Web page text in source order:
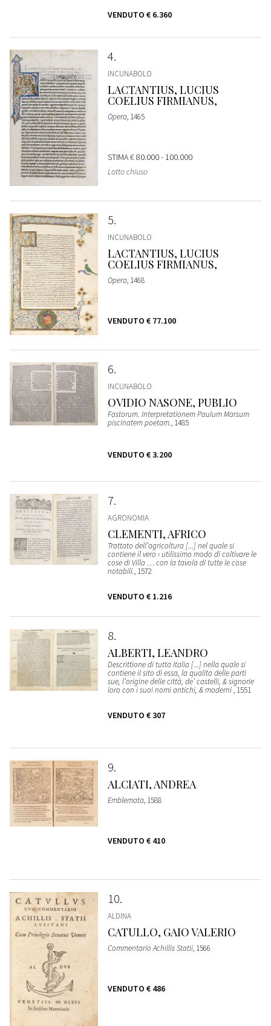
VENDUTO € 6.360
4
INCUNABOLO
LACTANTIUS, LUCIUS
COELIUS FIRMIANUS,
Opera, 1465
STIMA€ 80.000 - 100.000
Lotto chiuso
5
INCUNABOLO
LACTANTIUS, LUCIUS
COELIUS FIRMIANUS,
Opera, 1468
VENDUTO € 77.100
6
INCUNABOLO
OVIDIO NASONE, PUBLIO
Fastorum. Interpretationem Paulum Marsum
piscinatem poetam., 1485
VENDUTO € 3.200
7
AGRONOMIA
CLEMENTI, AFRICO
Trattato dell’agricoltura [...] nel quale si
contiene il vero ‹ utilissimo modo di coltivare le
cose di Villa … con la tavola di tutte le cose
notabili., 1572
VENDUTO € 1.216
8
ALBERTI, LEANDRO
Descrittione di tutta Italia [...] nella quale si
contiene il sito di essa, la qualita delle parti
sue, l’origine delle città, de’ castelli, & signorie
loro con i suoi nomi antichi, & moderni, 1551
VENDUTO € 307
9
ALCIATI, ANDREA
Emblemata, 1588
VENDUTO € 410
10
ALDINA
CATULLO, GAIO VALERIO
Commentario Achillis Statii, 1566
VENDUTO € 486